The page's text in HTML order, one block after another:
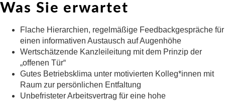
Was Sie erwartet
Flache Hierarchien, regelmäßige Feedbackgespräche für
einen informativen Austausch auf Augenhöhe
Wertschätzende Kanzleileitung mit dem Prinzip der
„offenen Tür“
Gutes Betriebsklima unter motivierten Kolleg*innen mit
Raum zur persönlichen Entfaltung
Unbefristeter Arbeitsvertrag für eine hohe